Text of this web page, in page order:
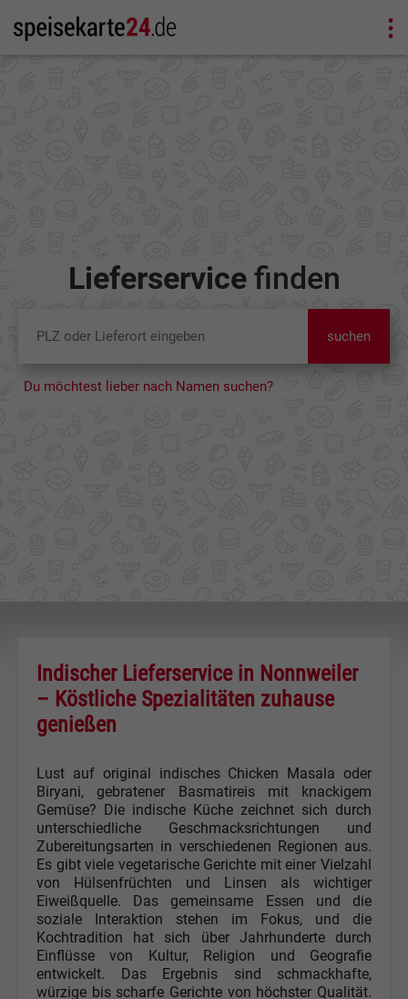
Lieferservicefinden
suchen
Du möchtest lieber nach Namen suchen?
Indischer Lieferservice in Nonnweiler
– Köstliche Spezialitäten zuhause
genießen
Lust auf original indisches Chicken Masala oder
Biryani, gebratener Basmatireis mit knackigem
Gemüse? Die indische Küche zeichnet sich durch
unterschiedliche Geschmacksrichtungen und
Zubereitungsarten in verschiedenen Regionen aus.
Es gibt viele vegetarische Gerichte mit einer Vielzahl
von Hülsenfrüchten und Linsen als wichtiger
Eiweißquelle. Das gemeinsame Essen und die
soziale Interaktion stehen im Fokus, und die
Kochtradition hat sich über Jahrhunderte durch
Einflüsse von Kultur, Religion und Geografie
entwickelt. Das Ergebnis sind schmackhafte,
würzige bis scharfe Gerichte von höchster Qualität.